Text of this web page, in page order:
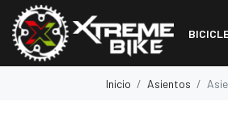
Inicio Asientos